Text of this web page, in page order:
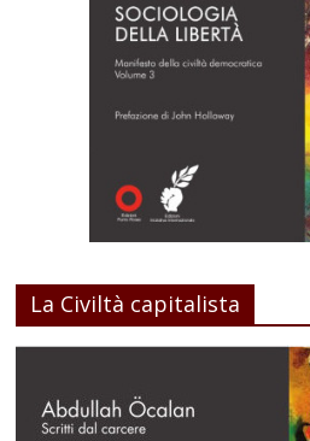
La Civiltà capitalista